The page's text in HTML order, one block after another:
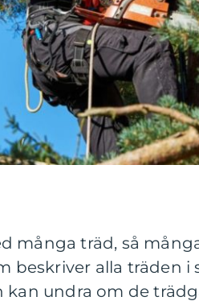
många träd, så
beskriver alla träden i
kan undra om de